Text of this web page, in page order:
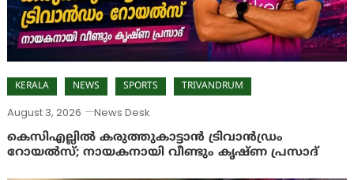
KERALA NEWS SPORTS TRIVANDRUM
August 3, 2026
News Desk
കെസിഎല്ലിൽ കരുത്തുകാട്ടാൻ ട്രിവാൻഡ്രം
റോയൽസ്; നായകനായി വീണ്ടും കൃഷ്ണ പ്രസാദ്